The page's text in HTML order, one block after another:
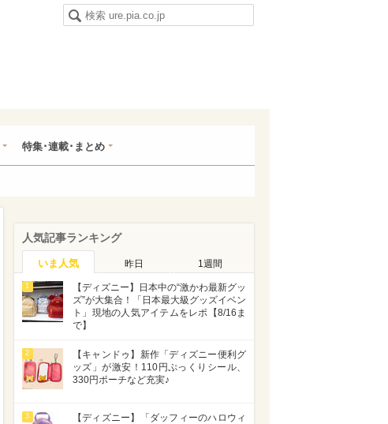
特集･連載･まとめ
人気記事ランキング
いま人気 昨日 1週間
1
【ディズニー】日本中の“激かわ最新グッ
ズ”が大集合！「日本最大級グッズイベン
ト」現地の人気アイテムをレポ【8/16ま
で】
2
【キャンドゥ】新作「ディズニー便利グ
ッズ」が激安！110円ぷっくりシール、
330円ポーチなど充実♪
3
【ディズニー】「ダッフィーのハロウィ